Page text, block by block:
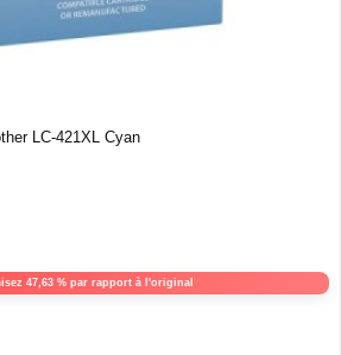
LC-421XL Cyan
47,63 % par rapport à l'original